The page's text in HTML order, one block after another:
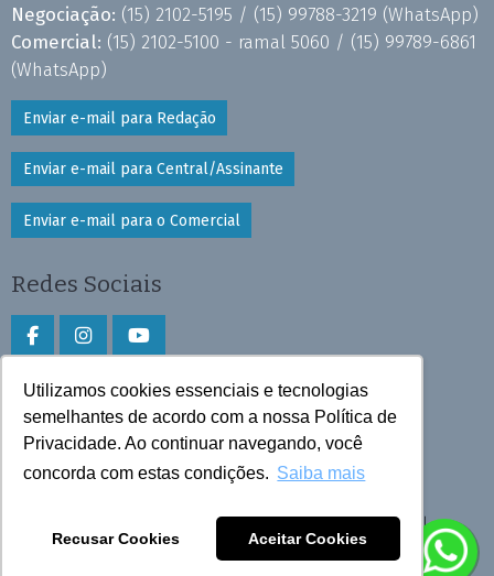
Utilizamos cookies essenciais e tecnologias
semelhantes de acordo com a nossa Política de
Privacidade. Ao continuar navegando, você
concorda com estas condições. Saiba mais
Recusar Cookies Aceitar Cookies
Negociação: (15) 2102-5195 / (15) 99788-3219 (WhatsApp)
Comercial: (15) 2102-5100 - ramal 5060 / (15) 99789-6861
(WhatsApp)
Enviar e-mail para Redação
Enviar e-mail para Central/Assinante
Enviar e-mail para o Comercial
Redes Sociais
Faça download do aplicativo
Play Store e App Store
Todos os direitos reservados © 2026 Cruzeiro do Sul